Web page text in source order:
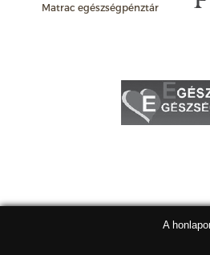
Matrac egészségpénztár
A